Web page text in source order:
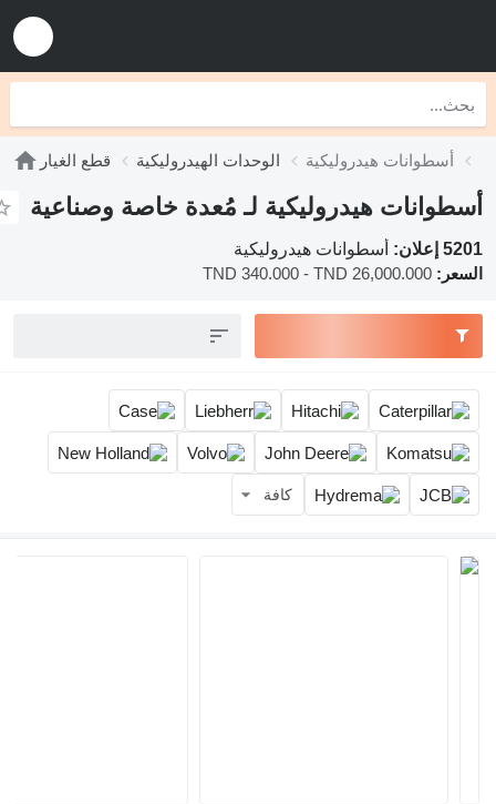
قطع الغيار الوحدات الهيدروليكية أسطوانات هيدروليكية
أسطوانات هيدروليكية لـ مُعدة خاصة وصناعية
5201 إعلان:
أسطوانات هيدروليكية
السعر: TND 340.000 - TND 26,000.000
كافة